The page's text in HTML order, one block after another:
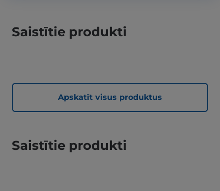
Saistītie produkti
Apskatīt visus produktus
Saistītie produkti